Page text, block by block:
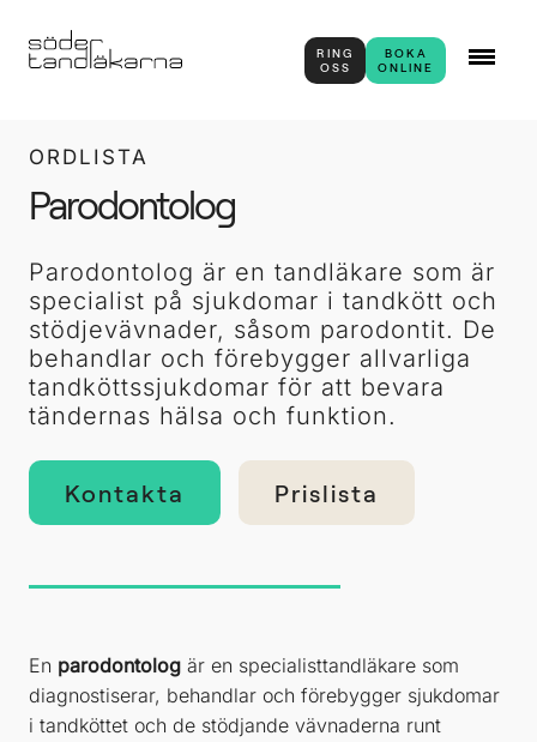
RING
OSS
BOKA
ONLINE
ORDLISTA
Parodontolog
Parodontolog är en tandläkare som är
specialist på sjukdomar i tandkött och
stödjevävnader, såsom parodontit. De
behandlar och förebygger allvarliga
tandköttssjukdomar för att bevara
tändernas hälsa och funktion.
Kontakta Prislista
En parodontolog är en specialisttandläkare som
diagnostiserar, behandlar och förebygger sjukdomar
i tandköttet och de stödjande vävnaderna runt